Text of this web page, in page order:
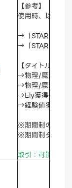
【参考】
使用時、以下の
→「STAR
→「STAR
【タイトル効果】
→物理/魔法クリ
→物理/魔法クリ
→Ely獲得+50%
→経験値獲得
※期間制のタイ
※期間制タイト
取引：可能 破棄